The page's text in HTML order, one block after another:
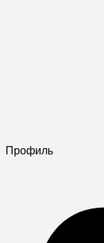
Профиль